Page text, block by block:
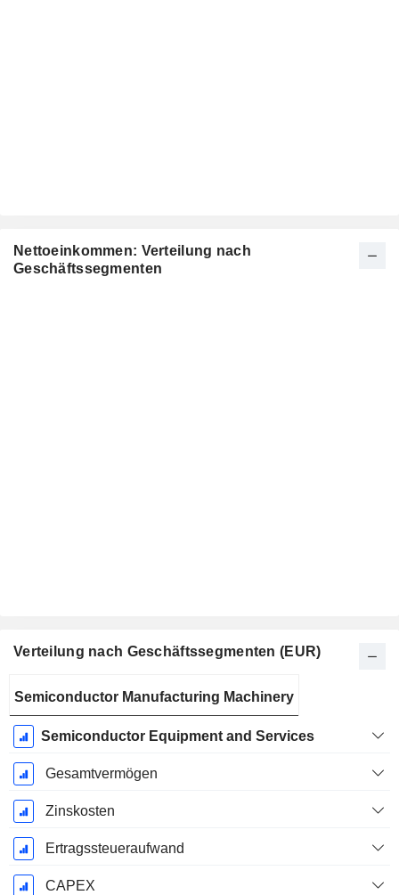
Nettoeinkommen: Verteilung nach
Geschäftssegmenten
Verteilung nach Geschäftssegmenten (EUR)
Geschäftsjahres:
Dezember
Semiconductor Manufacturing Machinery
Semiconductor Equipment and Services
Gesamtvermögen
Zinskosten
Ertragssteueraufwand
CAPEX